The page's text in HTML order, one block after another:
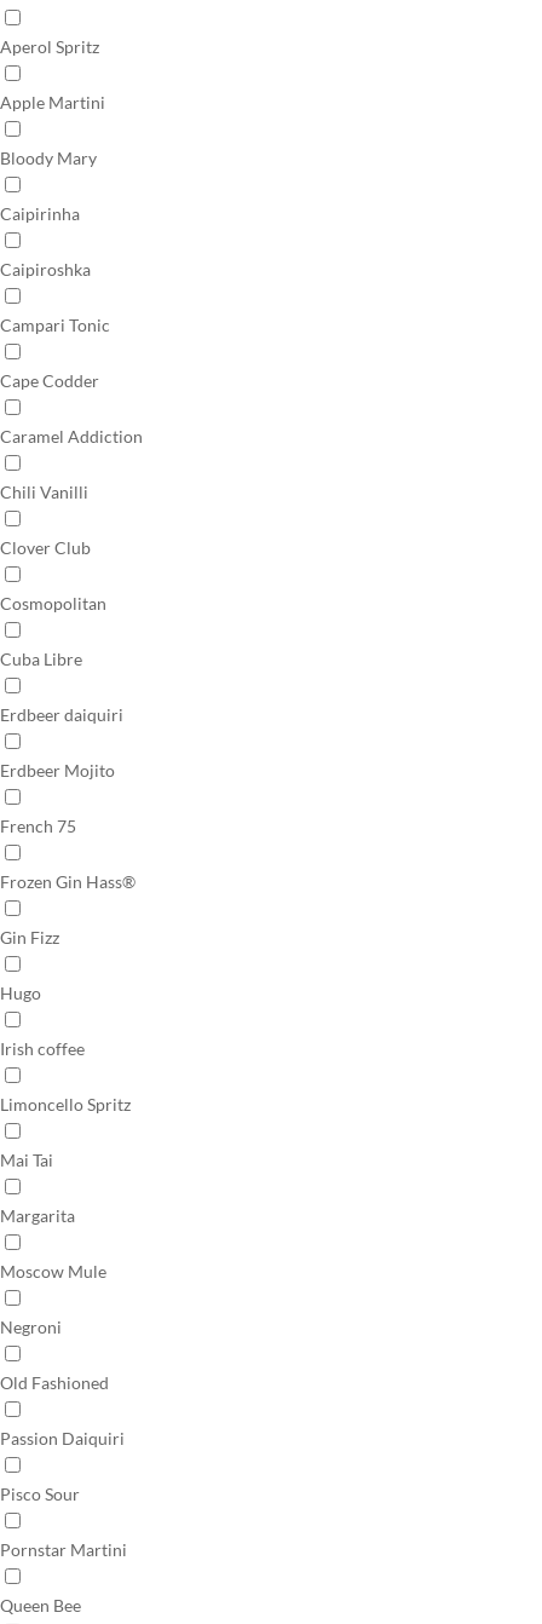
Aperol Spritz
Apple Martini
Bloody Mary
Caipirinha
Caipiroshka
Campari Tonic
Cape Codder
Caramel Addiction
Chili Vanilli
Clover Club
Cosmopolitan
Cuba Libre
Erdbeer daiquiri
Erdbeer Mojito
French 75
Frozen Gin Hass®
Gin Fizz
Hugo
Irish coffee
Limoncello Spritz
Mai Tai
Margarita
Moscow Mule
Negroni
Old Fashioned
Passion Daiquiri
Pisco Sour
Pornstar Martini
Queen Bee